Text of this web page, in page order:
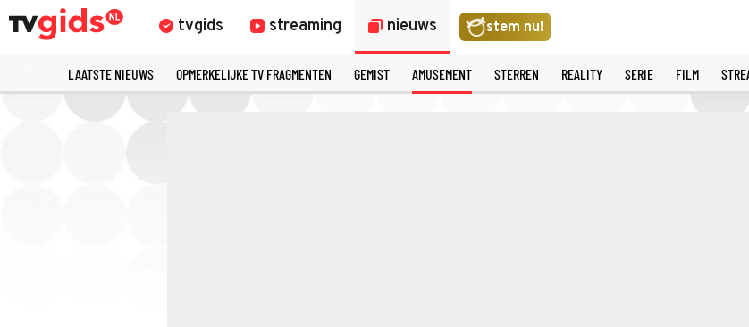
tvgids streaming nieuws stem nu!
LAATSTE NIEUWS OPMERKELIJKE TV FRAGMENTEN GEMIST AMUSEMENT STERREN REALITY SERIE FILM